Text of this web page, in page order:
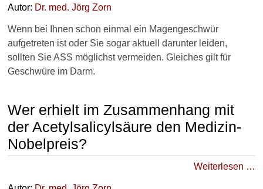
Autor: Dr. med. Jörg Zorn
Wenn bei Ihnen schon einmal ein Magengeschwür
aufgetreten ist oder Sie sogar aktuell darunter leiden,
sollten Sie ASS möglichst vermeiden. Gleiches gilt für
Geschwüre im Darm.
Wer erhielt im Zusammenhang mit
der Acetylsalicylsäure den Medizin-
Nobelpreis?
Weiterlesen …